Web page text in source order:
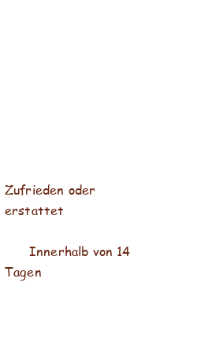
Zufrieden oder
erstattet
Innerhalb von 14
Tagen